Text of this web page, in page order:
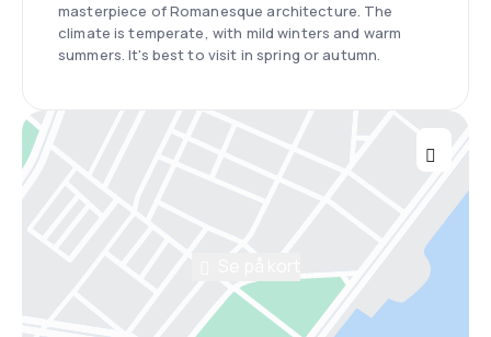
masterpiece of Romanesque architecture. The
climate is temperate, with mild winters and warm
summers. It's best to visit in spring or autumn.